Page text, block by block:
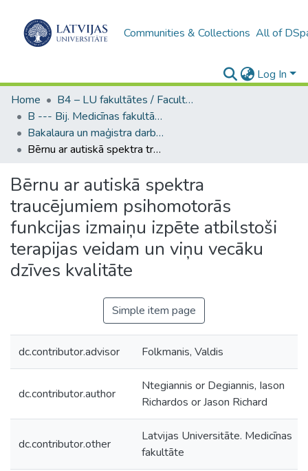
Communities & Collections All of
Log In
Home
B4 – LU fakultātes / Faculties of the UL
B --- Bij. Medicīnas fakultātes studentu noslēguma darbi / Faculty of Medicine - Graduate works
Bakalaura un maģistra darbi (MF) / Bachelor's and Master's theses
Bērnu ar autiskā spektra traucējumiem psihomotorās funkcijas izmaiņu izpēte atbilstoši terapijas veidam un viņu vecāku dzīves kvalitāte
Bērnu ar autiskā spektra
traucējumiem psihomotorās
funkcijas izmaiņu izpēte atbilstoši
terapijas veidam un viņu vecāku
dzīves kvalitāte
Simple item page
dc.contributor.advisor Folkmanis, Valdis
dc.contributor.author
Ntegiannis or Degiannis, Iason
Richardos or Jason Richard
dc.contributor.other
Latvijas Universitāte. Medicīnas
fakultāte